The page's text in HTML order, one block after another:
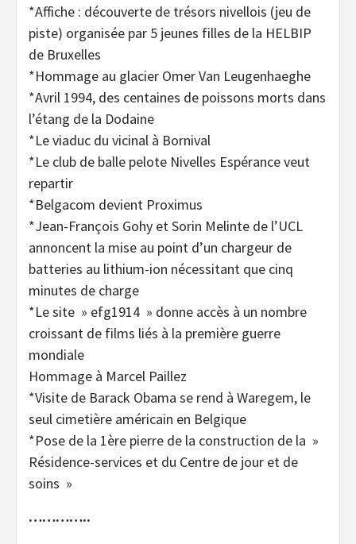
*Affiche : découverte de trésors nivellois (jeu de
piste) organisée par 5 jeunes filles de la HELBIP
de Bruxelles
*Hommage au glacier Omer Van Leugenhaeghe
*Avril 1994, des centaines de poissons morts dans
l’étang de la Dodaine
*Le viaduc du vicinal à Bornival
*Le club de balle pelote Nivelles Espérance veut
repartir
*Belgacom devient Proximus
*Jean-François Gohy et Sorin Melinte de l’UCL
annoncent la mise au point d’un chargeur de
batteries au lithium-ion nécessitant que cinq
minutes de charge
*Le site » efg1914 » donne accès à un nombre
croissant de films liés à la première guerre
mondiale
Hommage à Marcel Paillez
*Visite de Barack Obama se rend à Waregem, le
seul cimetière américain en Belgique
*Pose de la 1ère pierre de la construction de la »
Résidence-services et du Centre de jour et de
soins »
…………..